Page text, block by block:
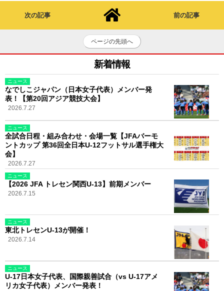
次の記事 前の記事
ページの先頭へ
新着情報
ニュース
なでしこジャパン（日本女子代表）メンバー発
表！【第20回アジア競技大会】
2026.7.27
ニュース
全試合日程・組み合わせ・会場一覧【JFAバーモ
ントカップ 第36回全日本U-12フットサル選手権大
会】
2026.7.27
ニュース
【2026 JFA トレセン関西U-13】前期メンバー
2026.7.15
ニュース
東北トレセンU-13が開催！
2026.7.14
ニュース
U-17日本女子代表、国際親善試合（vs U-17アメ
リカ女子代表）メンバー発表！